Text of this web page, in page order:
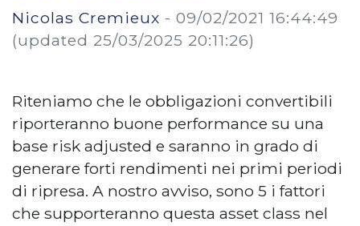
Nicolas Cremieux - 09/02/2021 16:44:49
(updated 25/03/2025 20:11:26)
Riteniamo che le obbligazioni convertibili
riporteranno buone performance su una
base risk adjusted e saranno in grado di
generare forti rendimenti nei primi periodi
di ripresa. A nostro avviso, sono 5 i fattori
che supporteranno questa asset class nel